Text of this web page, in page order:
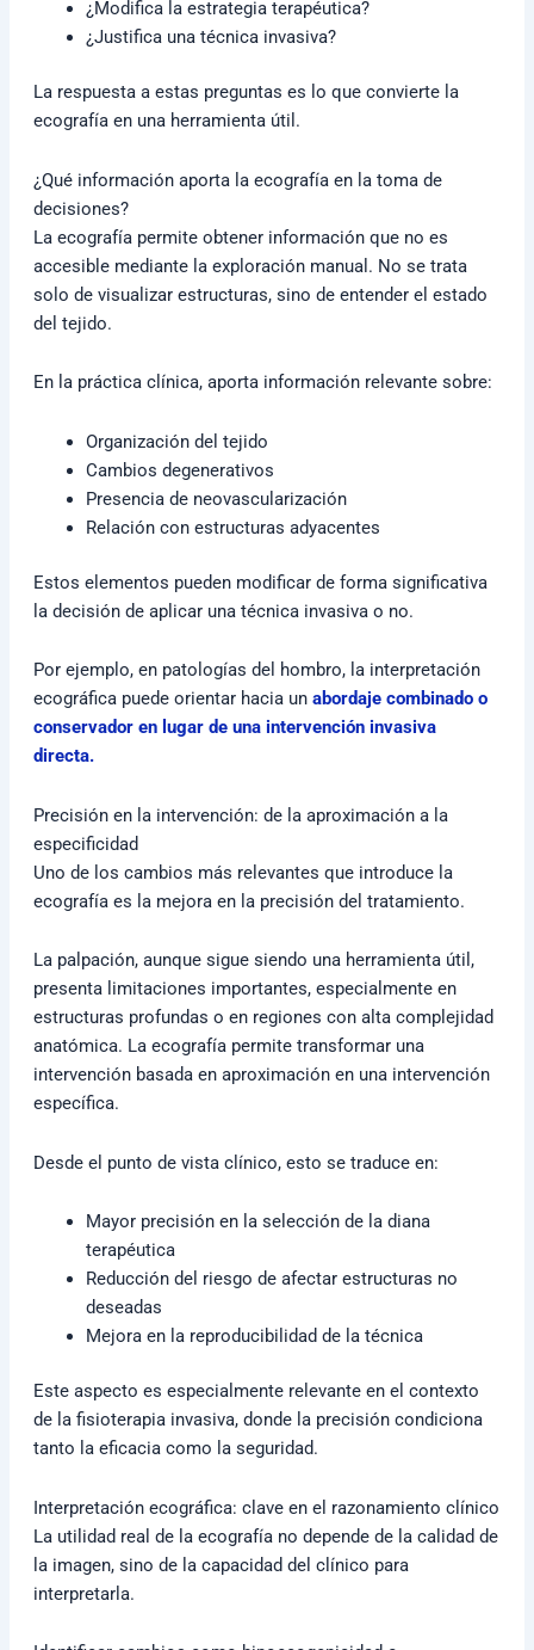
¿Modifica la estrategia terapéutica?
¿Justifica una técnica invasiva?
La respuesta a estas preguntas es lo que convierte la
ecografía en una herramienta útil.
¿Qué información aporta la ecografía en la toma de
decisiones?
La ecografía permite obtener información que no es
accesible mediante la exploración manual. No se trata
solo de visualizar estructuras, sino de entender el estado
del tejido.
En la práctica clínica, aporta información relevante sobre:
Organización del tejido
Cambios degenerativos
Presencia de neovascularización
Relación con estructuras adyacentes
Estos elementos pueden modificar de forma significativa
la decisión de aplicar una técnica invasiva o no.
Por ejemplo, en patologías del hombro, la interpretación
ecográfica puede orientar hacia un abordaje combinado o
conservador en lugar de una intervención invasiva
directa.
Precisión en la intervención: de la aproximación a la
especificidad
Uno de los cambios más relevantes que introduce la
ecografía es la mejora en la precisión del tratamiento.
La palpación, aunque sigue siendo una herramienta útil,
presenta limitaciones importantes, especialmente en
estructuras profundas o en regiones con alta complejidad
anatómica. La ecografía permite transformar una
intervención basada en aproximación en una intervención
específica.
Desde el punto de vista clínico, esto se traduce en:
Mayor precisión en la selección de la diana
terapéutica
Reducción del riesgo de afectar estructuras no
deseadas
Mejora en la reproducibilidad de la técnica
Este aspecto es especialmente relevante en el contexto
de la fisioterapia invasiva, donde la precisión condiciona
tanto la eficacia como la seguridad.
Interpretación ecográfica: clave en el razonamiento clínico
La utilidad real de la ecografía no depende de la calidad de
la imagen, sino de la capacidad del clínico para
interpretarla.